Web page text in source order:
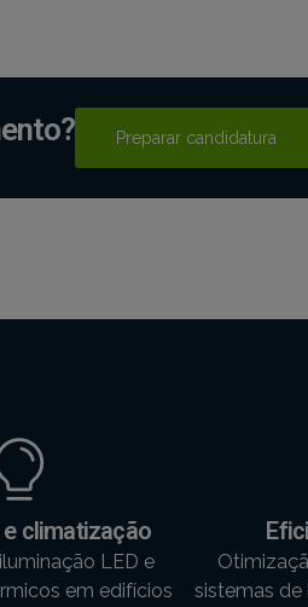
Preparar candidatura
climatização
LED e
em edifícios
sistemas